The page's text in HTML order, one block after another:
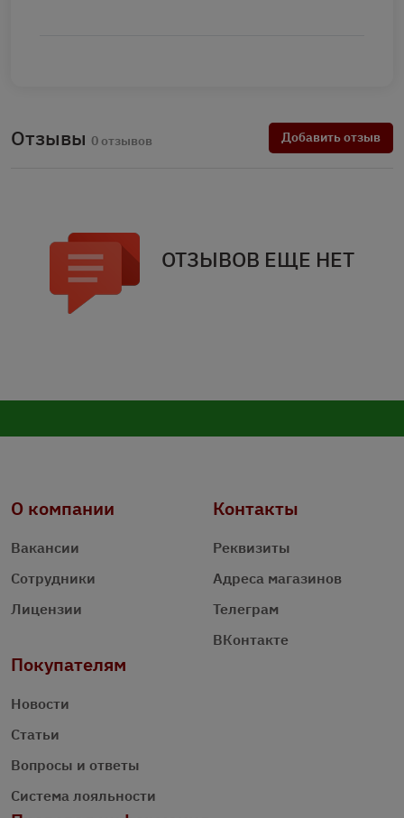
Отзывы 0 отзывов Добавить отзыв
ОТЗЫВОВ ЕЩЕ НЕТ
О компании
Вакансии
Сотрудники
Лицензии
Контакты
Реквизиты
Адреса магазинов
Телеграм
ВКонтакте
Покупателям
Новости
Статьи
Вопросы и ответы
Система лояльности